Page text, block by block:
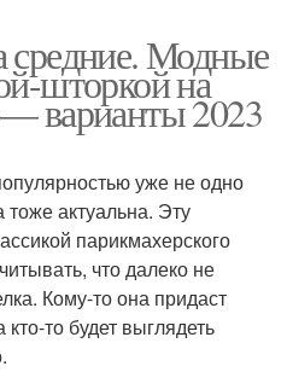
средние. Модные
шторкой на
варианты 2023
уже не одно
тоже актуальна. Эту
парикмахерского
что далеко не
Кому-то она придаст
то будет выглядеть